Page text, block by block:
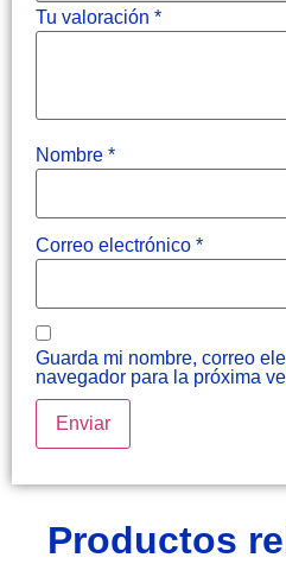
Tu valoración *
Nombre *
Correo electrónico *
Guarda mi nombre, correo
navegador para la próxima
Productos